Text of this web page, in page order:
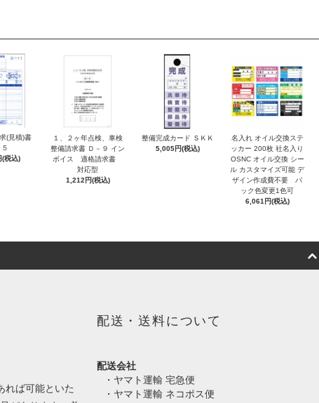
(見積)書
税込)
１、２ヶ年点検、車検
整備請求書 Ｄ－９ イン
ボイス 適格請求書
対応型
1,212円(税込)
整備完成カード ＳＫＫ
5,005円(税込)
名入れ オイル交換ステ
ッカー 200枚 社名入り
OSNC オイル交換 シー
ル カスタマイズ可能 デ
ザイン作成費不要 バ
ック色変更1色可
6,061円(税込)
れば可能といた
配送・送料について
配送会社
・ヤマト運輸 宅急便
・ヤマト運輸 ネコポス便